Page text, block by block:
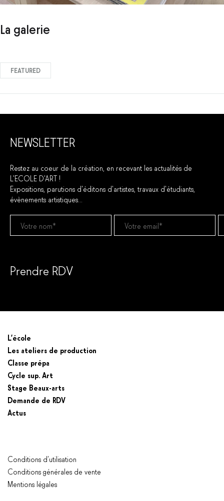
La galerie
FEATURED
NEWSLETTER
Restez au coeur de la création, en recevant les actualités de
L'ECOLE D'ART !
Expositions, parutions d'éditons d'artistes, travaux d'étudiants,
évènements artistiques...
Prendre RDV
L’école
Les ateliers de production
Classe prépa
Cycle sup. Art
Stage Beaux-arts
Demande de RDV
Actus
Conditions d’utilisation
Conditions générales de vente
Mentions légales